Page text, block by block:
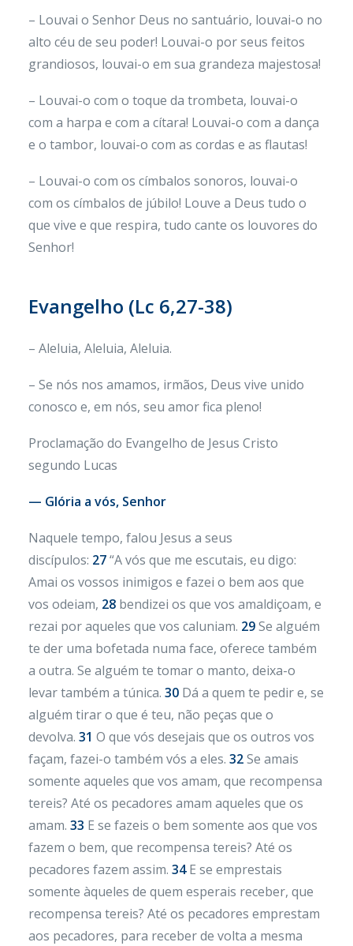
– Louvai o Senhor Deus no santuário, louvai-o no
alto céu de seu poder! Louvai-o por seus feitos
grandiosos, louvai-o em sua grandeza majestosa!
– Louvai-o com o toque da trombeta, louvai-o
com a harpa e com a cítara! Louvai-o com a dança
e o tambor, louvai-o com as cordas e as flautas!
– Louvai-o com os címbalos sonoros, louvai-o
com os címbalos de júbilo! Louve a Deus tudo o
que vive e que respira, tudo cante os louvores do
Senhor!
Evangelho (Lc 6,27-38)
– Aleluia, Aleluia, Aleluia.
– Se nós nos amamos, irmãos, Deus vive unido
conosco e, em nós, seu amor fica pleno!
Proclamação do Evangelho de Jesus Cristo
segundo Lucas
— Glória a vós, Senhor
Naquele tempo, falou Jesus a seus
discípulos: 27“A vós que me escutais, eu digo:
Amai os vossos inimigos e fazei o bem aos que
vos odeiam, 28 bendizei os que vos amaldiçoam, e
rezai por aqueles que vos caluniam. 29Se alguém
te der uma bofetada numa face, oferece também
a outra. Se alguém te tomar o manto, deixa-o
levar também a túnica. 30 Dá a quem te pedir e, se
alguém tirar o que é teu, não peças que o
devolva. 31 O que vós desejais que os outros vos
façam, fazei-o também vós a eles. 32Se amais
somente aqueles que vos amam, que recompensa
tereis? Até os pecadores amam aqueles que os
amam. 33 E se fazeis o bem somente aos que vos
fazem o bem, que recompensa tereis? Até os
pecadores fazem assim. 34E se emprestais
somente àqueles de quem esperais receber, que
recompensa tereis? Até os pecadores emprestam
aos pecadores, para receber de volta a mesma